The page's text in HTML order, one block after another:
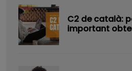
C2 de català:
important